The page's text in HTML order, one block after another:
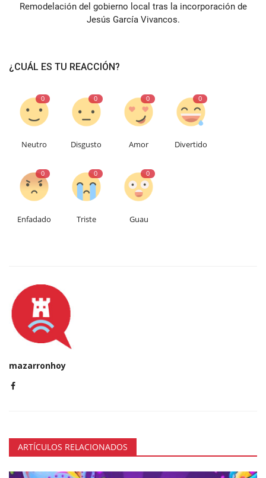
Remodelación del gobierno local tras la incorporación de
Jesús García Vivancos.
¿CUÁL ES TU REACCIÓN?
0
Neutro
0
Disgusto
0
Amor
0
Divertido
0
Enfadado
0
Triste
0
Guau
mazarronhoy
ARTÍCULOS RELACIONADOS